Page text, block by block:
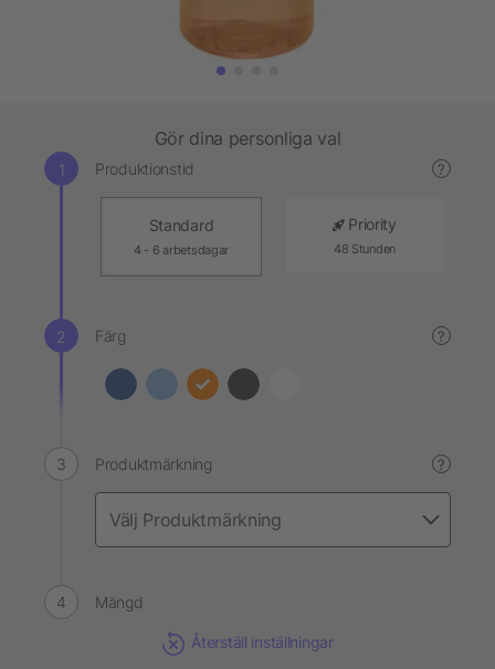
Gör dina personliga val
Produktionstid ?
Standard
4 - 6 arbetsdagar
Priority
48 Stunden
Färg ?
Produktmärkning ?
Mängd
Återställ inställningar